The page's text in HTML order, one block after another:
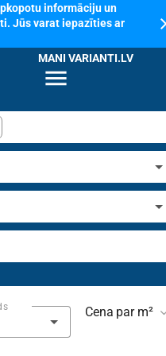
informāciju un
Jūs varat iepazīties ar
MANI VARIANTI.LV
menu
Cena par m²